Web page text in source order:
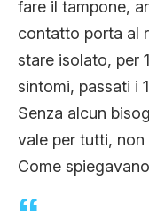
fare il tampone,
contatto porta al
stare isolato, per
sintomi, passati i
Senza alcun
vale per tutti, non
Come spiegavano